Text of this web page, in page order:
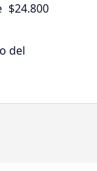
$24.800
del